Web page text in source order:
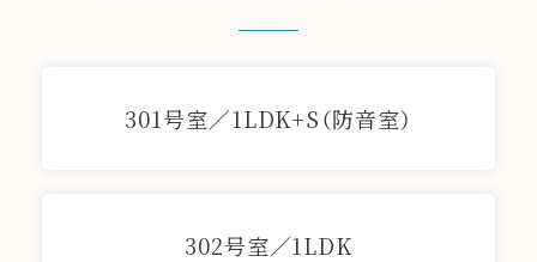
301号室／1LDK+S（防音室）
302号室／1LDK